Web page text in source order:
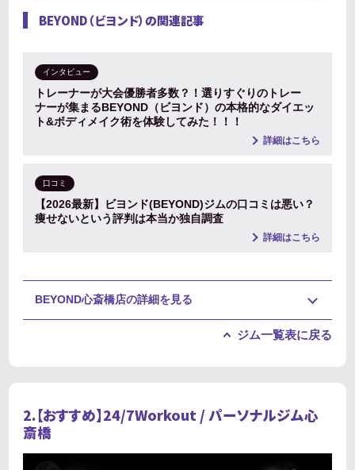
BEYOND（ビヨンド）の関連記事
インタビュー
トレーナーが大会優勝者多数？！選りすぐりのトレー
ナーが集まるBEYOND（ビヨンド）の本格的なダイエッ
ト&ボディメイク術を体験してみた！！！
詳細はこちら
口コミ
【2026最新】ビヨンド(BEYOND)ジムの口コミは悪い？
痩せないという評判は本当か独自調査
詳細はこちら
BEYOND心斎橋店の詳細を見る
ジム一覧表に戻る
2.【おすすめ】24/7Workout / パーソナルジム心
斎橋